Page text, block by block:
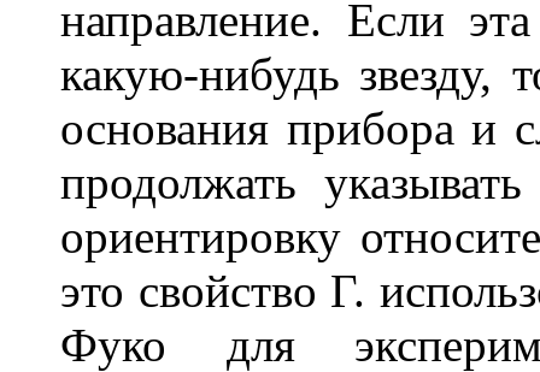
направление. Если
какую-нибудь
основания прибора и
продолжать
ориентировку
это свойство Г.
Фуко для